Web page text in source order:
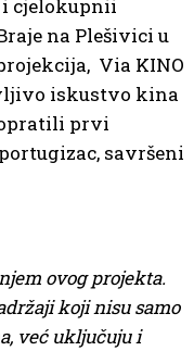
i cjelokupnii
na Plešivici u
Via KINO
iskustvo kina
prvi
savršeni
ovog projekta.
koji nisu samo
već uključuju i